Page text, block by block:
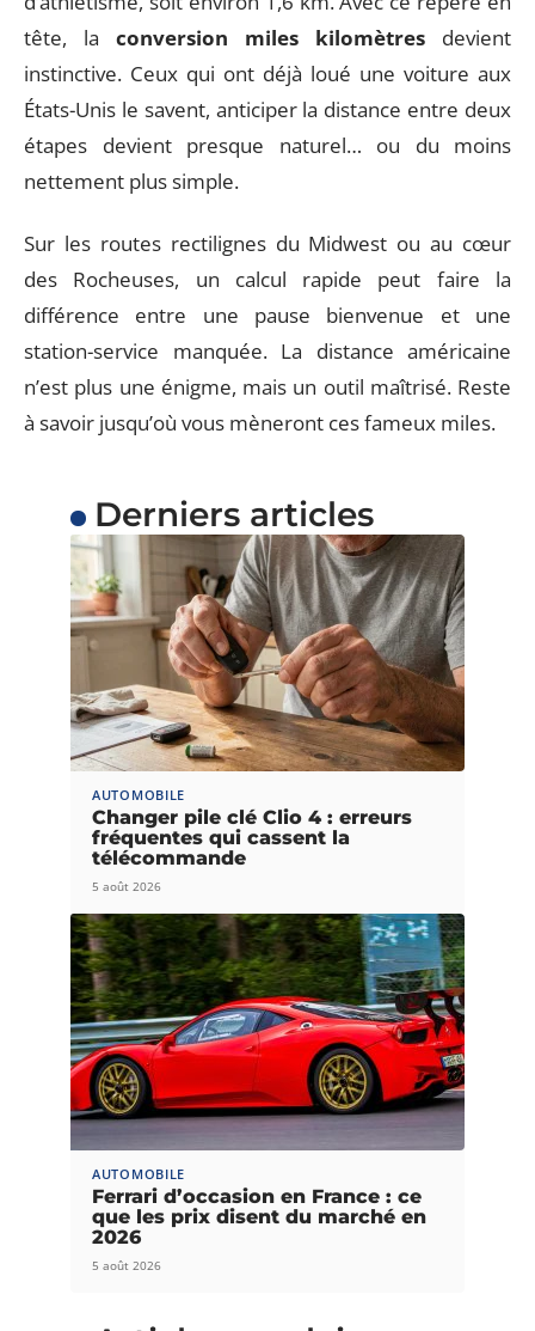
tête, la conversion miles kilomètres devient
instinctive. Ceux qui ont déjà loué une voiture aux
États-Unis le savent, anticiper la distance entre deux
étapes devient presque naturel… ou du moins
nettement plus simple.
Sur les routes rectilignes du Midwest ou au cœur
des Rocheuses, un calcul rapide peut faire la
différence entre une pause bienvenue et une
station-service manquée. La distance américaine
n’est plus une énigme, mais un outil maîtrisé. Reste
à savoir jusqu’où vous mèneront ces fameux miles.
Derniers articles
AUTOMOBILE
Changer pile clé Clio 4 : erreurs
fréquentes qui cassent la
télécommande
5 août 2026
AUTOMOBILE
Ferrari d’occasion en France : ce
que les prix disent du marché en
2026
5 août 2026